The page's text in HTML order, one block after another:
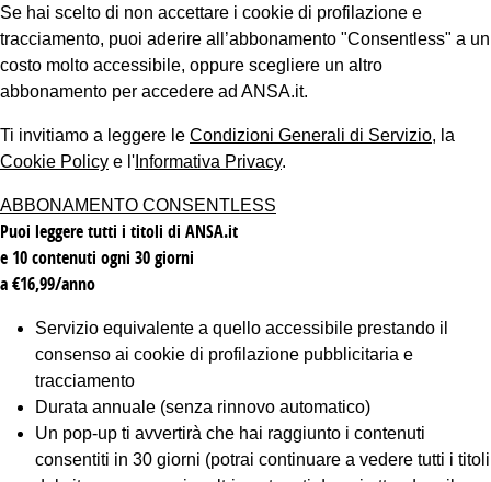
Se hai scelto di non accettare i cookie di profilazione e
tracciamento, puoi aderire all’abbonamento "Consentless" a un
costo molto accessibile, oppure scegliere un altro
abbonamento per accedere ad ANSA.it.
Ti invitiamo a leggere le Condizioni Generali di Servizio, la
Cookie Policy e l' Informativa Privacy.
ABBONAMENTO CONSENTLESS
Puoi leggere tutti i titoli di ANSA.it
e 10 contenuti ogni 30 giorni
a €16,99/anno
Servizio equivalente a quello accessibile prestando il
consenso ai cookie di profilazione pubblicitaria e
tracciamento
Durata annuale (senza rinnovo automatico)
Un pop-up ti avvertirà che hai raggiunto i contenuti
consentiti in 30 giorni (potrai continuare a vedere tutti i titoli